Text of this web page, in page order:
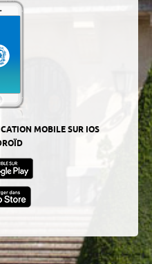
MOBILE SUR IOS